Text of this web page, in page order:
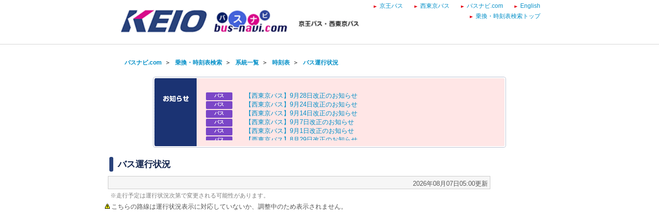
京王バス 西東京バス バスナビ.com
English
乗換・時刻表検索トップ
バスナビ.com ＞ 乗換・時刻表検索＞ 系統一覧＞ 時刻表＞ バス運行状況
バス 【西東京バス 】 9月 28 日 改正のお知 らせ
バス 【西東京バス 】 9月 24 日 改正のお知 らせ
バス 【西東京バス 】 9月 14 日 改正のお知 らせ
バス 【西東京バス 】 9月 7 日 改正のお知 らせ
バス 【西東京バス 】 9月 1 日 改正のお知 らせ
バス 【西東京バス 】 8 月 29日改正のお知 らせ
バス 【京王バス】お盆ダイヤのお知らせ
バス運行状況
2026年08月07日05:00更新
※走行予定は運行状況次第で変更される可能性があります。
こちらの路線は運行状況表示に対応していないか、調整中のため表示されません。